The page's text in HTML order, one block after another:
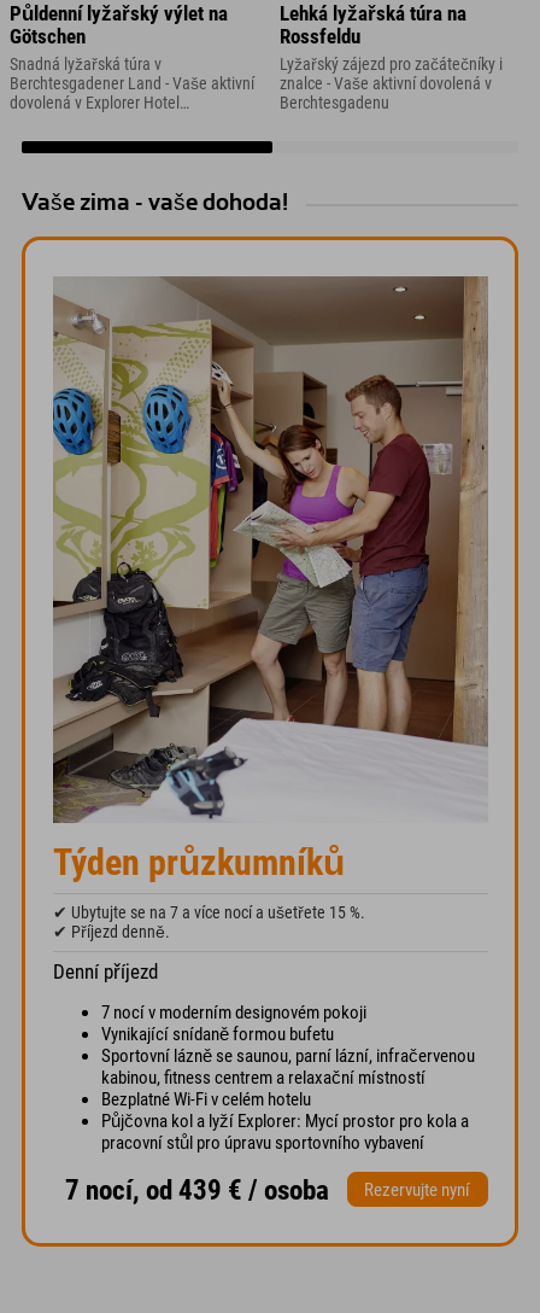
Půldenní lyžařský výlet na
Götschen
Snadná lyžařská túra v
Berchtesgadener Land - Vaše aktivní
dovolená v Explorer Hotel
Lehká lyžařská túra na
Rossfeldu
Lyžařský zájezd pro začátečníky i
znalce - Vaše aktivní dovolená v
Berchtesgadenu
Vaše zima - vaše dohoda!
Týden průzkumníků
✔ Ubytujte se na 7 a více nocí a ušetřete 15 %.
✔ Příjezd denně.
Denní příjezd
7 nocí v moderním designovém pokoji
Vynikající snídaně formou bufetu
Sportovní lázně se saunou, parní lázní, infračervenou
kabinou, fitness centrem a relaxační místností
Bezplatné Wi-Fi v celém hotelu
Půjčovna kol a lyží Explorer: Mycí prostor pro kola a
pracovní stůl pro úpravu sportovního vybavení
7 nocí, od 439 € / osoba Rezervujte nyní